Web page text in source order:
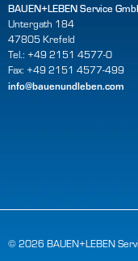
BAUEN+LEBEN Service
Untergath 184
47805 Krefeld
Tel.: +49 2151 4577-0
Fax: +49 2151 4577-499
info@bauenundleben.com
© 2026 BAUEN+LEBEN